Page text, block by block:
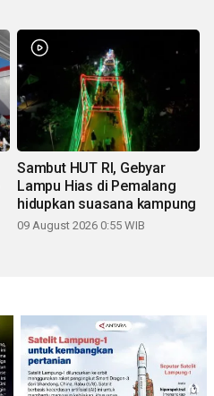
Sambut HUT RI, Gebyar
Lampu Hias di Pemalang
hidupkan suasana kampung
09 August 2026 0:55 WIB